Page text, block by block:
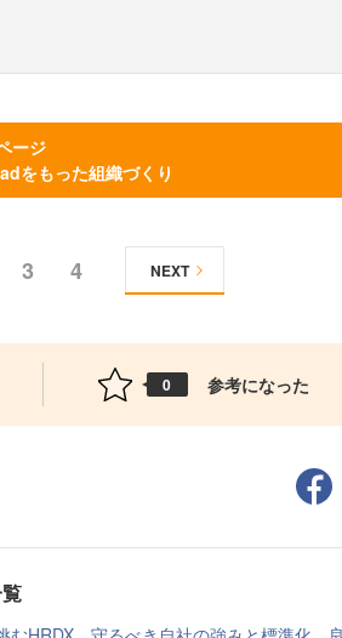
ージ
をもった組織づくり
3 4 NEXT
0 参考になった